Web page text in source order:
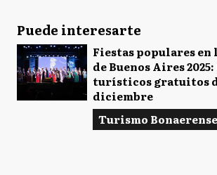
Puede interesarte
Fiestas populares
de Buenos Aires
turísticos gratuitos
diciembre
Turismo Bonaerense